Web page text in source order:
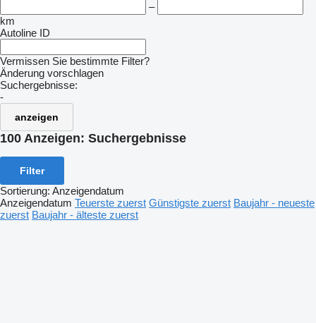
–
km
Autoline ID
Vermissen Sie bestimmte Filter?
Änderung vorschlagen
Suchergebnisse:
-
anzeigen
100 Anzeigen: Suchergebnisse
Filter
Sortierung: Anzeigendatum
Anzeigendatum Teuerste zuerst Günstigste zuerst Baujahr - neueste
zuerst Baujahr - älteste zuerst